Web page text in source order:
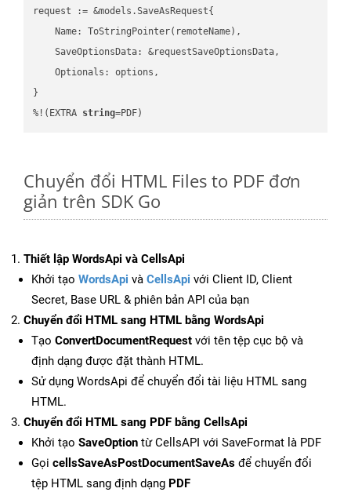
request := &models.SaveAsRequest{
    Name: ToStringPointer(remoteName),
    SaveOptionsData: &requestSaveOptionsData,
    Optionals: options,
}
%!(EXTRA string=PDF)
Chuyển đổi HTML Files to PDF đơn
giản trên SDK Go
Thiết lập WordsApi và CellsApi
Khởi tạo WordsApi và CellsApi với Client ID, Client
Secret, Base URL & phiên bản API của bạn
Chuyển đổi HTML sang HTML bằng WordsApi
Tạo ConvertDocumentRequest với tên tệp cục bộ và
định dạng được đặt thành HTML.
Sử dụng WordsApi để chuyển đổi tài liệu HTML sang
HTML.
Chuyển đổi HTML sang PDF bằng CellsApi
Khởi tạo SaveOption từ CellsAPI với SaveFormat là PDF
Gọi cellsSaveAsPostDocumentSaveAs để chuyển đổi
tệp HTML sang định dạng PDF